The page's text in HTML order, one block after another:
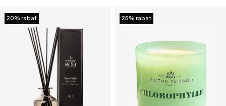
20% rabat 25% rabat